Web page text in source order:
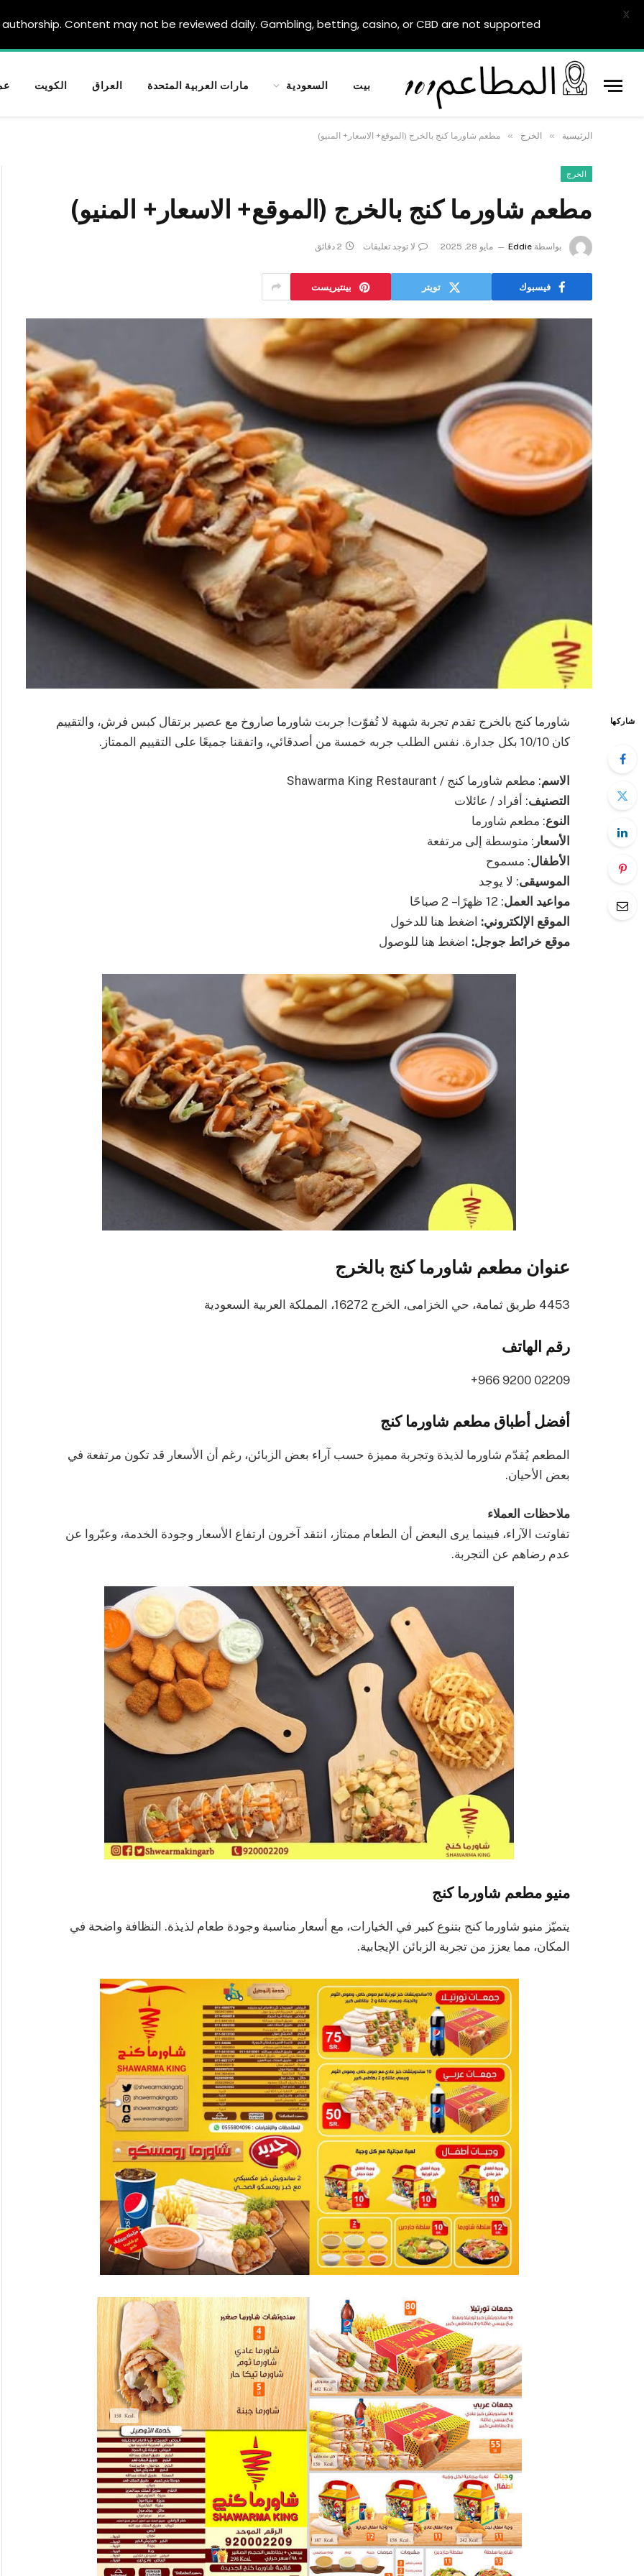
بيت السعودية مارات العربية المتحدة العراق الكويت
الرئيسية » الخرج » مطعم شاورما كنج بالخرج (الموقع+ الاسعار+ المنيو)
الخرج
مطعم شاورما كنج بالخرج (الموقع+ الاسعار+ المنيو)
بواسطة Eddie مايو 28, 2025 لا توجد تعليقات 2 دقائق
فيسبوك تويتر بينتيريست
شاركها
شاورما كنج بالخرج تقدم تجربة شهية لا تُفوّت! جربت شاورما صاروخ مع عصير برتقال كبس فرش، والتقييم
كان 10/10 بكل جدارة. نفس الطلب جربه خمسة من أصدقائي، واتفقنا جميعًا على التقييم الممتاز.
الاسم: مطعم شاورما كنج / Shawarma King Restaurant
التصنيف: أفراد / عائلات
النوع: مطعم شاورما
الأسعار : متوسطة إلى مرتفعة
الأطفال: مسموح
الموسيقى: لا يوجد
مواعيد العمل: 12 ظهرًا – 2 صباحًا
الموقع الإلكتروني: اضغط هنا للدخول
موقع خرائط جوجل: اضغط هنا للوصول
عنوان مطعم شاورما كنج بالخرج
4453 طريق ثمامة، حي الخزامى، الخرج 16272، المملكة العربية السعودية
رقم الهاتف
أفضل أطباق مطعم شاورما كنج
المطعم يُقدّم شاورما لذيذة وتجربة مميزة حسب آراء بعض الزبائن، رغم أن الأسعار قد تكون مرتفعة في
بعض الأحيان.
ملاحظات العملاء
تفاوتت الآراء، فبينما يرى البعض أن الطعام ممتاز، انتقد آخرون ارتفاع الأسعار وجودة الخدمة، وعبّروا عن
عدم رضاهم عن التجربة.
منيو مطعم شاورما كنج
يتميّز منيو شاورما كنج بتنوع كبير في الخيارات، مع أسعار مناسبة وجودة طعام لذيذة. النظافة واضحة في
المكان، مما يعزز من تجربة الزبائن الإيجابية.
Content may not be reviewed daily. Gambling, betting, casino, or CBD are not supported.
X